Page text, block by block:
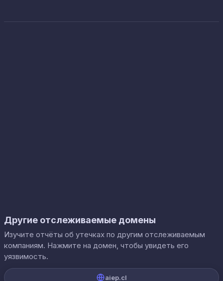
Другие отслеживаемые домены
Изучите отчёты об утечках по другим отслеживаемым
компаниям. Нажмите на домен, чтобы увидеть его
уязвимость.
aiep.cl